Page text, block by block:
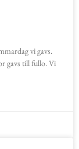
vi gavs.
gavs till fullo. Vi